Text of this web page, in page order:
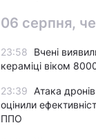
06 серпня,
23:58
Вчені
кераміці віком
23:39
Атака
оцінили
ППО